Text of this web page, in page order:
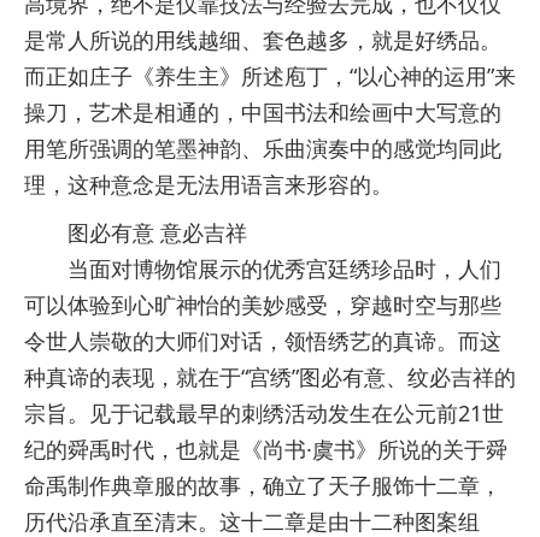
是常人所说的用线越细、套色越多，就是好绣品。
而正如庄子《养生主》所述庖丁，“以心神的运用”来
操刀，艺术是相通的，中国书法和绘画中大写意的
用笔所强调的笔墨神韵、乐曲演奏中的感觉均同此
理，这种意念是无法用语言来形容的。
图必有意 意必吉祥
当面对博物馆展示的优秀宫廷绣珍品时，人们
可以体验到心旷神怡的美妙感受，穿越时空与那些
令世人崇敬的大师们对话，领悟绣艺的真谛。而这
种真谛的表现，就在于“宫绣”图必有意、纹必吉祥的
宗旨。见于记载最早的刺绣活动发生在公元前21世
纪的舜禹时代，也就是《尚书·虞书》所说的关于舜
命禹制作典章服的故事，确立了天子服饰十二章，
历代沿承直至清末。这十二章是由十二种图案组